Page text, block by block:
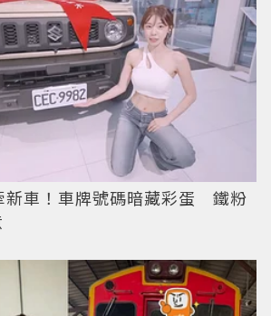
新車！車牌號碼暗藏彩蛋 鐵粉